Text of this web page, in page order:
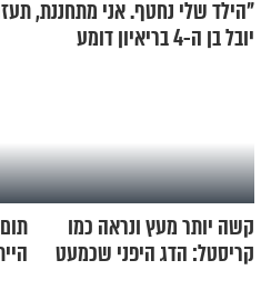
"הילד שלי נחטף. אני מתחננת,
יובל בן ה-4 בריאיון דומע
קשה יותר מעץ ונראה כמו
קריסטל: הדג היפני שכמעט